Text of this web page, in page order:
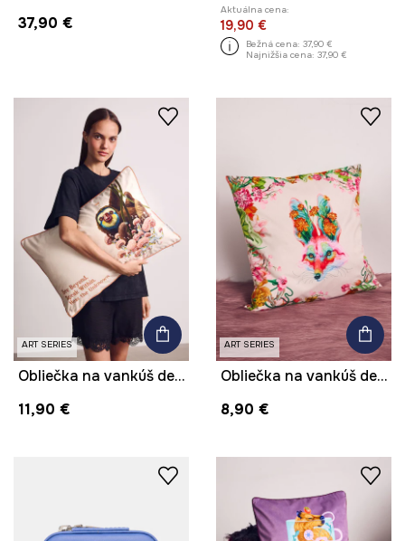
37,90 €
Aktuálna cena:
19,90 €
Bežná cena: 37,90 €
Najnižšia cena: 37,90 €
ART SERIES
Obliečka na vankúš dekoratívna z kolekcie Kit Mizeres x Medicine
11,90 €
ART SERIES
Obliečka na vankúš dekoratívna z kolekcie Kit Mizeres x Medicine
8,90 €